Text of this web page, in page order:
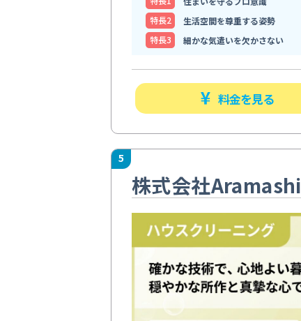
特⻑2
生活空間を尊重する姿勢
特⻑3
細かな気遣いを欠かさない
料金を見る
5
株式会社Aramashi